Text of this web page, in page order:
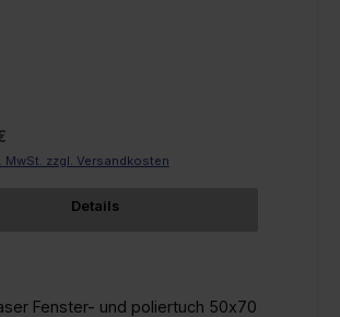
MwSt. zzgl. Versandkosten
Details